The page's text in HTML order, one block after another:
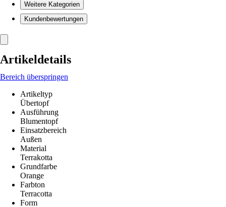
Weitere Kategorien
Kundenbewertungen
Artikeldetails
Bereich überspringen
Artikeltyp
Übertopf
Ausführung
Blumentopf
Einsatzbereich
Außen
Material
Terrakotta
Grundfarbe
Orange
Farbton
Terracotta
Form